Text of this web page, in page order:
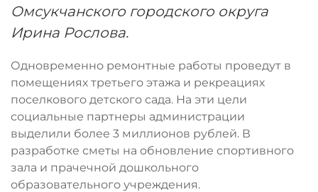
Омсукчанского городского округа
Ирина Рослова.
Одновременно ремонтные работы проведут в
помещениях третьего этажа и рекреациях
поселкового детского сада. На эти цели
социальные партнеры администрации
выделили более 3 миллионов рублей. В
разработке сметы на обновление спортивного
зала и прачечной дошкольного
образовательного учреждения.